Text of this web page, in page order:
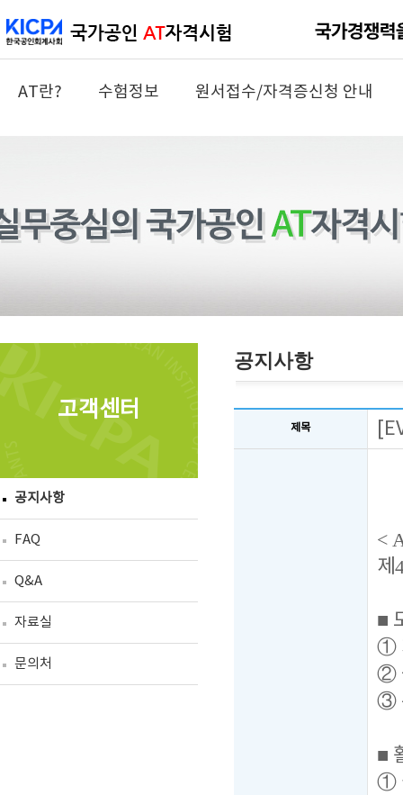
AT란? 수험정보 원서접수/자격증신청 안내
고객센터
공지사항
FAQ
Q&A
자료실
문의처
공지사항
제목
<
제
■
①
②
③
■
①